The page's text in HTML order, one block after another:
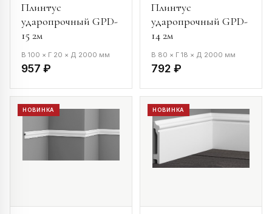
Плинтус
ударопрочный GPD-
15 2м
В 100 × Г 20 × Д 2000 мм
957 ₽
Плинтус
ударопрочный GPD-
14 2м
В 80 × Г 18 × Д 2000 мм
792 ₽
НОВИНКА НОВИНКА